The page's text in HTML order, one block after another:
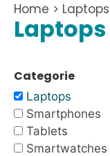
Home > Laptops
Laptops
Categorie
Laptops
Smartphones
Tablets
Smartwatches